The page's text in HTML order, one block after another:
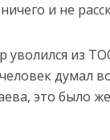
и не
уволился из
думал
это было